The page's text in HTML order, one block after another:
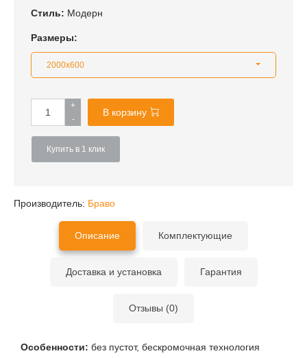
Стиль: Модерн
Размеры:
2000x600
+
-
В корзину
Купить в 1 клик
Производитель: Браво
Описание Комплектующие
Доставка и установка Гарантия
Отзывы (0)
Особенности: без пустот, бескромочная технология